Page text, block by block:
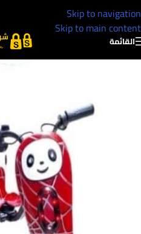
Skip to navigation
Skip to main content
القائمة